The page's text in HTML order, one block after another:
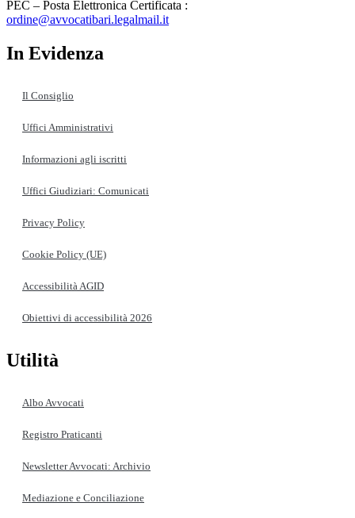
PEC – Posta Elettronica Certificata :
ordine@avvocatibari.legalmail.it
In Evidenza
Il Consiglio
Uffici Amministrativi
Informazioni agli iscritti
Uffici Giudiziari: Comunicati
Privacy Policy
Cookie Policy (UE)
Accessibilità AGID
Obiettivi di accessibilità 2026
Utilità
Albo Avvocati
Registro Praticanti
Newsletter Avvocati: Archivio
Mediazione e Conciliazione